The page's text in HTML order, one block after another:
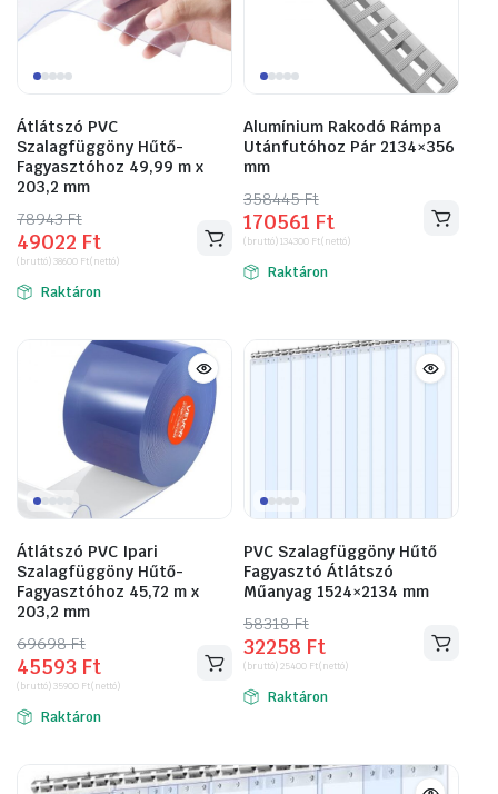
Átlátszó PVC
Szalagfüggöny Hűtő-
Fagyasztóhoz 49,99 m x
203,2 mm
78943Ft
Original
price
was:
78943 Ft.
49022 Ft
Current
price
is:
49022 Ft.
(bruttó)38600 Ft(nettó)
Raktáron
Alumínium Rakodó Rámpa
Utánfutóhoz Pár 2134×356
mm
358445Ft
Original
price
was:
358445 Ft.
170561 Ft
Current
price
is:
170561 Ft.
(bruttó)134300 Ft(nettó)
Raktáron
Átlátszó PVC Ipari
Szalagfüggöny Hűtő-
Fagyasztóhoz 45,72 m x
203,2 mm
69698Ft
Original
price
was:
69698 Ft.
45593 Ft
Current
price
is:
45593 Ft.
(bruttó)35900 Ft(nettó)
Raktáron
PVC Szalagfüggöny Hűtő
Fagyasztó Átlátszó
Műanyag 1524×2134 mm
58318Ft
Original
price
was:
58318 Ft.
32258 Ft
Current
price
is:
32258 Ft.
(bruttó)25400 Ft(nettó)
Raktáron